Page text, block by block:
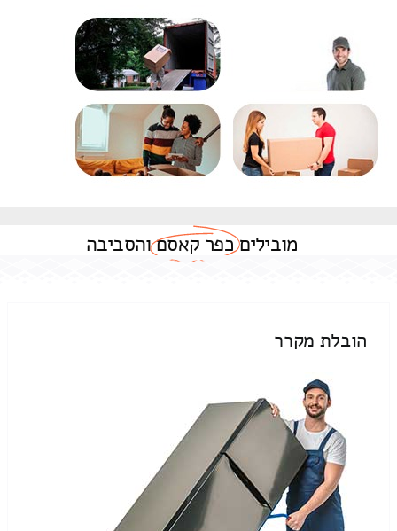
מוביליםכפר קאסםוהסביבה
הובלת מקרר